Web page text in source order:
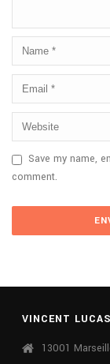
Save my name,
comment.
VINCENT LUCAS
13001